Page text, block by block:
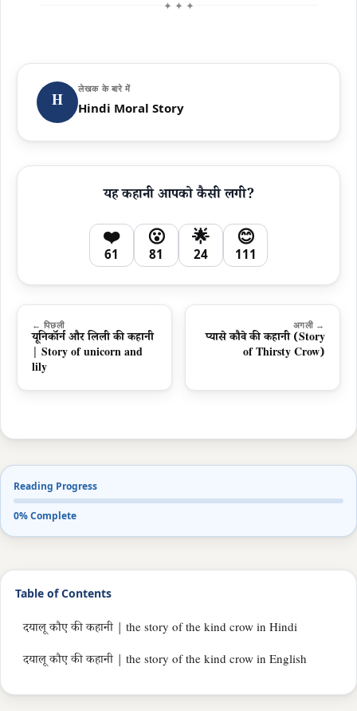
✦ ✦ ✦
H
लेखक के बारे में
Hindi Moral Story
यह कहानी आपको कैसी लगी?
❤️
61
😮
81
🌟
24
😊
111
← पिछली
यूनिकॉर्न और लिली की कहानी
| Story of unicorn and
lily
अगली →
प्यासे कौवे की कहानी (Story
of Thirsty Crow)
Reading Progress
0% Complete
Table of Contents
दयालू कौए की कहानी | the story of the kind crow in Hindi
दयालू कौए की कहानी | the story of the kind crow in English